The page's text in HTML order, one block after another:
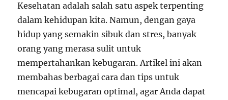
Kesehatan adalah salah satu aspek terpenting
dalam kehidupan kita. Namun, dengan gaya
hidup yang semakin sibuk dan stres, banyak
orang yang merasa sulit untuk
mempertahankan kebugaran. Artikel ini akan
membahas berbagai cara dan tips untuk
mencapai kebugaran optimal, agar Anda dapat